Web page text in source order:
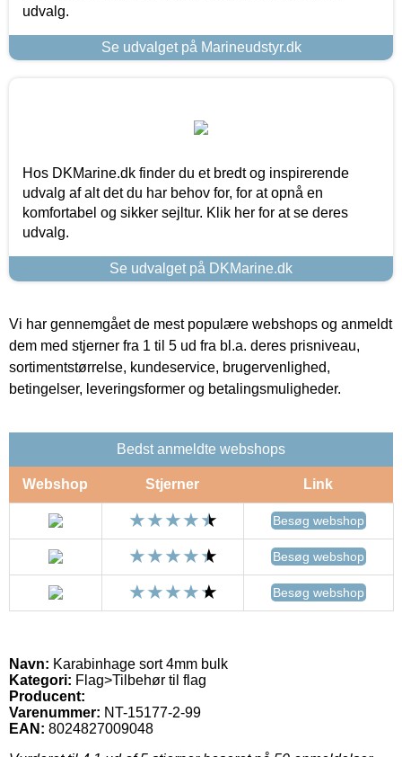
udvalg.
Se udvalget på Marineudstyr.dk
Hos DKMarine.dk finder du et bredt og inspirerende
udvalg af alt det du har behov for, for at opnå en
komfortabel og sikker sejltur. Klik her for at se deres
udvalg.
Se udvalget på DKMarine.dk
Vi har gennemgået de mest populære webshops og anmeldt
dem med stjerner fra 1 til 5 ud fra bl.a. deres prisniveau,
sortimentstørrelse, kundeservice, brugervenlighed,
betingelser, leveringsformer og betalingsmuligheder.
Bedst anmeldte webshops
Webshop Stjerner Link
Besøg webshop
Besøg webshop
Besøg webshop
Navn: Karabinhage sort 4mm bulk
Kategori: Flag>Tilbehør til flag
Producent:
Varenummer: NT-15177-2-99
EAN: 8024827009048